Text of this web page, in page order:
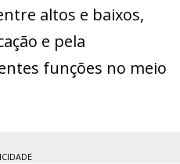
altos e baixos,
e pela
funções no meio